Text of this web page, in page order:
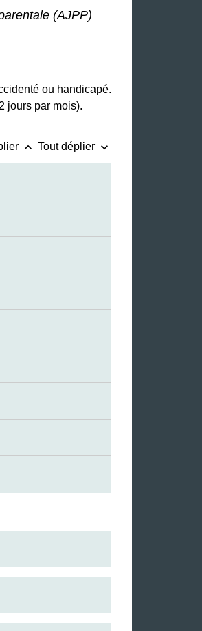
(AJPP)
ou handicapé.
jours par mois).
keyboard_arrow_up Tout déplier keyboard_arrow_down